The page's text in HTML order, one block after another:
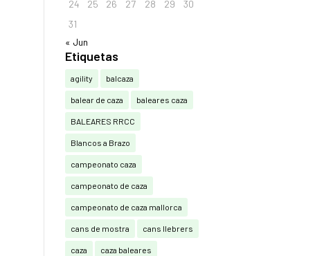
24
25 26 27 28 29
30
31
« Jun
Etiquetas
agility balcaza
balear de caza baleares caza
BALEARES RRCC
Blancos a Brazo
campeonato caza
campeonato de caza
campeonato de caza mallorca
cans de mostra cans llebrers
caza caza baleares